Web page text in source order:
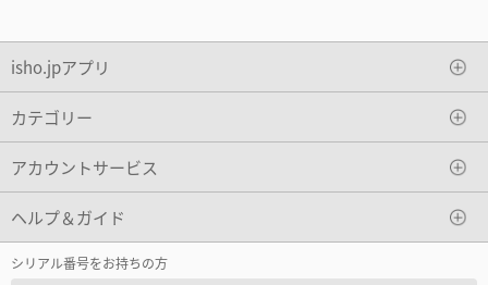
isho.jpアプリ
カテゴリー
アカウントサービス
ヘルプ＆ガイド
シリアル番号をお持ちの方